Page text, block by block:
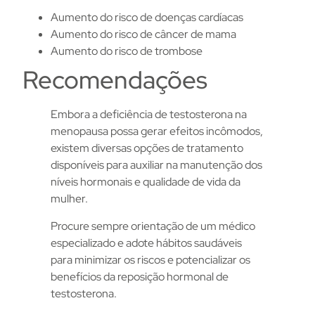
Aumento do risco de doenças cardíacas
Aumento do risco de câncer de mama
Aumento do risco de trombose
Recomendações
Embora a deficiência de testosterona na
menopausa possa gerar efeitos incômodos,
existem diversas opções de tratamento
disponíveis para auxiliar na manutenção dos
níveis hormonais e qualidade de vida da
mulher.
Procure sempre orientação de um médico
especializado e adote hábitos saudáveis
para minimizar os riscos e potencializar os
benefícios da reposição hormonal de
testosterona.